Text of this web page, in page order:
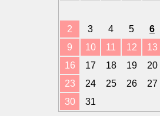
2
3 4 5 6
9
10 11 12 13
16
17 18 19 20
23
24 25 26 27
30
31